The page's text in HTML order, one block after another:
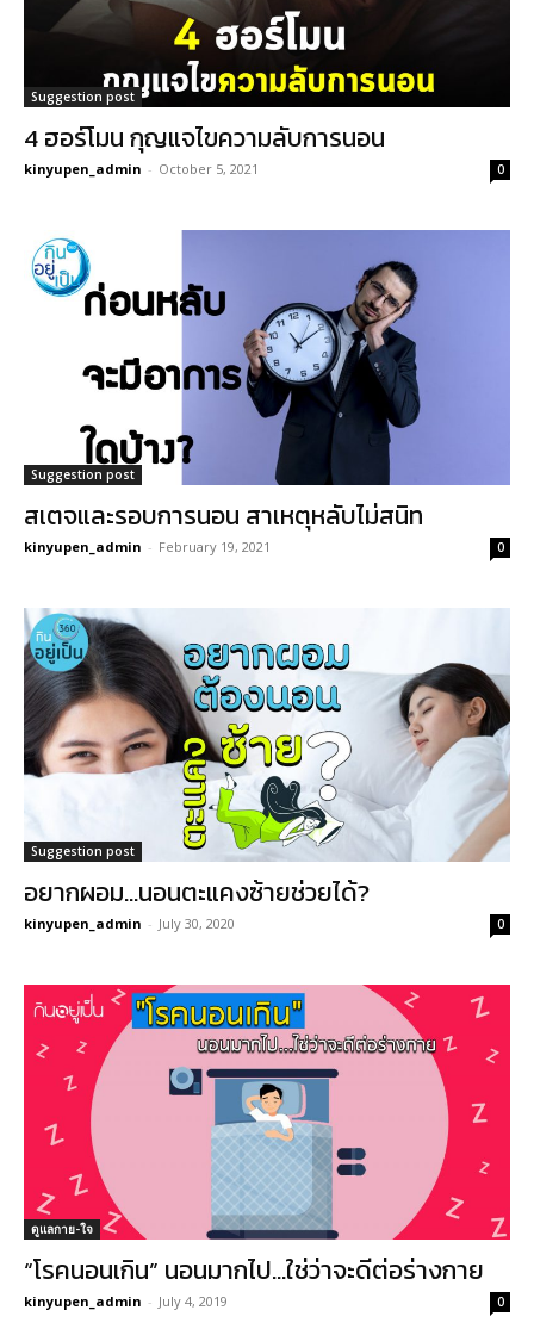
Suggestion post
4 ฮอร์โมน กุญแจไขความลับการนอน
kinyupen_admin - October 5, 2021 0
Suggestion post
สเตจและรอบการนอน สาเหตุหลับไม่สนิท
kinyupen_admin - February 19, 2021 0
Suggestion post
อยากผอม…นอนตะแคงซ้ายช่วยได้?
kinyupen_admin - July 30, 2020 0
ดูแลกาย-ใจ
“โรคนอนเกิน” นอนมากไป…ใช่ว่าจะดีต่อร่างกาย
kinyupen_admin - July 4, 2019 0